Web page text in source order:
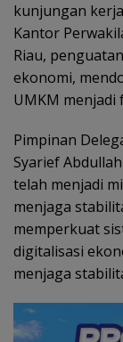
kunjungan
Kantor
Riau,
ekonomi,
UMKM menjadi
Pimpinan
Syarief
telah menjadi
menjaga
memperkuat
digitalisasi
menjaga